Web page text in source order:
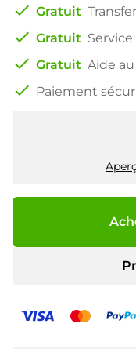
check Gratuit
check Gratuit
check Gratuit Aide
check Paiement